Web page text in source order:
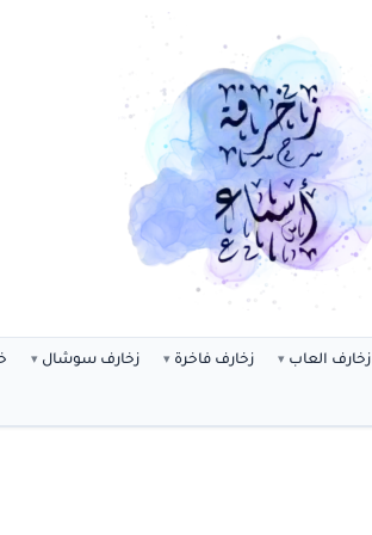
زخارف العاب زخارف فاخرة زخارف سوشال